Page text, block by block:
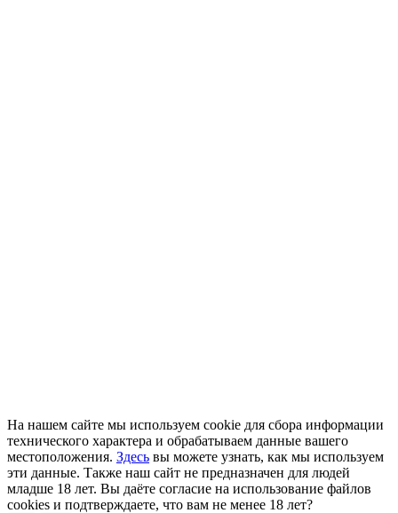
На нашем сайте мы используем cookie для сбора информации
технического характера и обрабатываем данные вашего
местоположения. Здесь вы можете узнать, как мы используем
эти данные. Также наш сайт не предназначен для людей
младше 18 лет. Вы даёте согласие на использование файлов
cookies и подтверждаете, что вам не менее 18 лет?